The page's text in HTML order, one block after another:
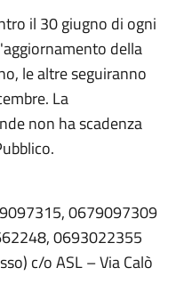
il 30 giugno di ogni
della
le altre seguiranno
La
non ha scadenza
0679097309
0693022355
c/o ASL – Via Calò